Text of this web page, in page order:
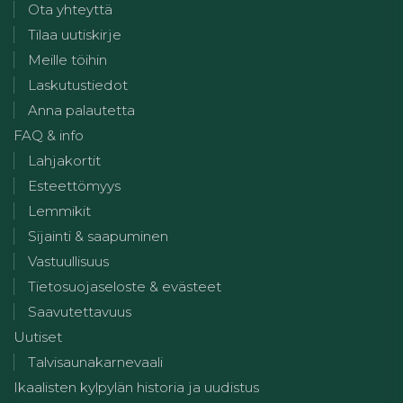
Ota yhteyttä
Tilaa uutiskirje
Meille töihin
Laskutustiedot
Anna palautetta
FAQ & info
Lahjakortit
Esteettömyys
Lemmikit
Sijainti & saapuminen
Vastuullisuus
Tietosuojaseloste & evästeet
Saavutettavuus
Uutiset
Talvisaunakarnevaali
Ikaalisten kylpylän historia ja uudistus